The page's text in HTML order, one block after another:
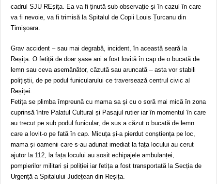
cadrul SJU REșița. Ea va fi ținută sub observație și în cazul în care
va fi nevoie, va fi trimisă la Spitalul de Copii Louis Țurcanu din
Timișoara.
Grav accident – sau mai degrabă, incident, în această seară la
Reșița. O fetiță de doar șase ani a fost lovită în cap de o bucată de
lemn sau ceva asemănător, căzută sau aruncată – asta vor stabili
polițiștii, de pe podul funicularului ce traversează centrul civic al
Reșiței.
Fetița se plimba împreună cu mama sa și cu o soră mai mică în zona
cuprinsă între Palatul Cultural și Pasajul rutier iar în momentul în care
au trecut pe sub podul funicular, de sus a căzut o bucată de lemn
care a lovit-o pe fată în cap. Micuța și-a pierdut conștiența pe loc,
mama și oamenii care s-au adunat imediat la fața locului au cerut
ajutor la 112, la fața locului au sosit echipajele ambulanței,
pompierilor militari și poliției iar fetița a fost transportată la Secția de
Urgență a Spitalului Județean din Reșița.